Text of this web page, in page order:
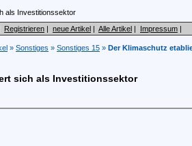
Registrieren | neue Artikel | Alle Artikel | Impressum |
» Sonstiges » Sonstiges 15 » Der Klimaschutz
sich als Investitionssektor